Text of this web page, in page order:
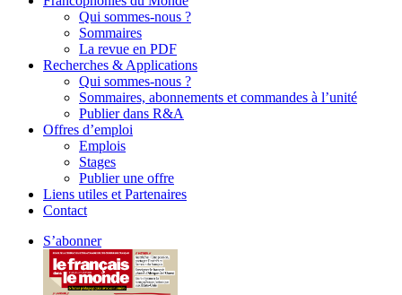
Qui sommes-nous ?
Sommaires
La revue en PDF
Recherches & Applications
Qui sommes-nous ?
Sommaires, abonnements et commandes à l’unité
Publier dans R&A
Offres d’emploi
Emplois
Stages
Publier une offre
Liens utiles et Partenaires
Contact
S’abonner